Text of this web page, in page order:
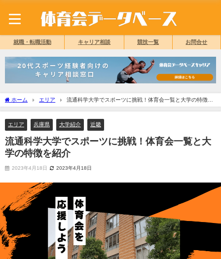
就職・転職活動 キャリア相談 競技一覧 お問合せ
ホーム エリア
流通科学大学でスポーツに挑戦！体育会一覧と大学の特徴を
紹介
エリア 兵庫県 大学紹介 近畿
流通科学大学でスポーツに挑戦！体育会一覧と大
学の特徴を紹介
2023年4月18日 2023年4月18日